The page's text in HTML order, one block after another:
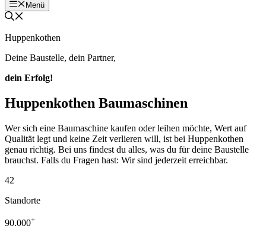
Menü
Huppenkothen
Deine Baustelle, dein Partner,
dein Erfolg!
Huppenkothen Baumaschinen
Wer sich eine Baumaschine kaufen oder leihen möchte, Wert auf
Qualität legt und keine Zeit verlieren will, ist bei Huppenkothen
genau richtig. Bei uns findest du alles, was du für deine Baustelle
brauchst. Falls du Fragen hast: Wir sind jederzeit erreichbar.
42
Standorte
90.000+